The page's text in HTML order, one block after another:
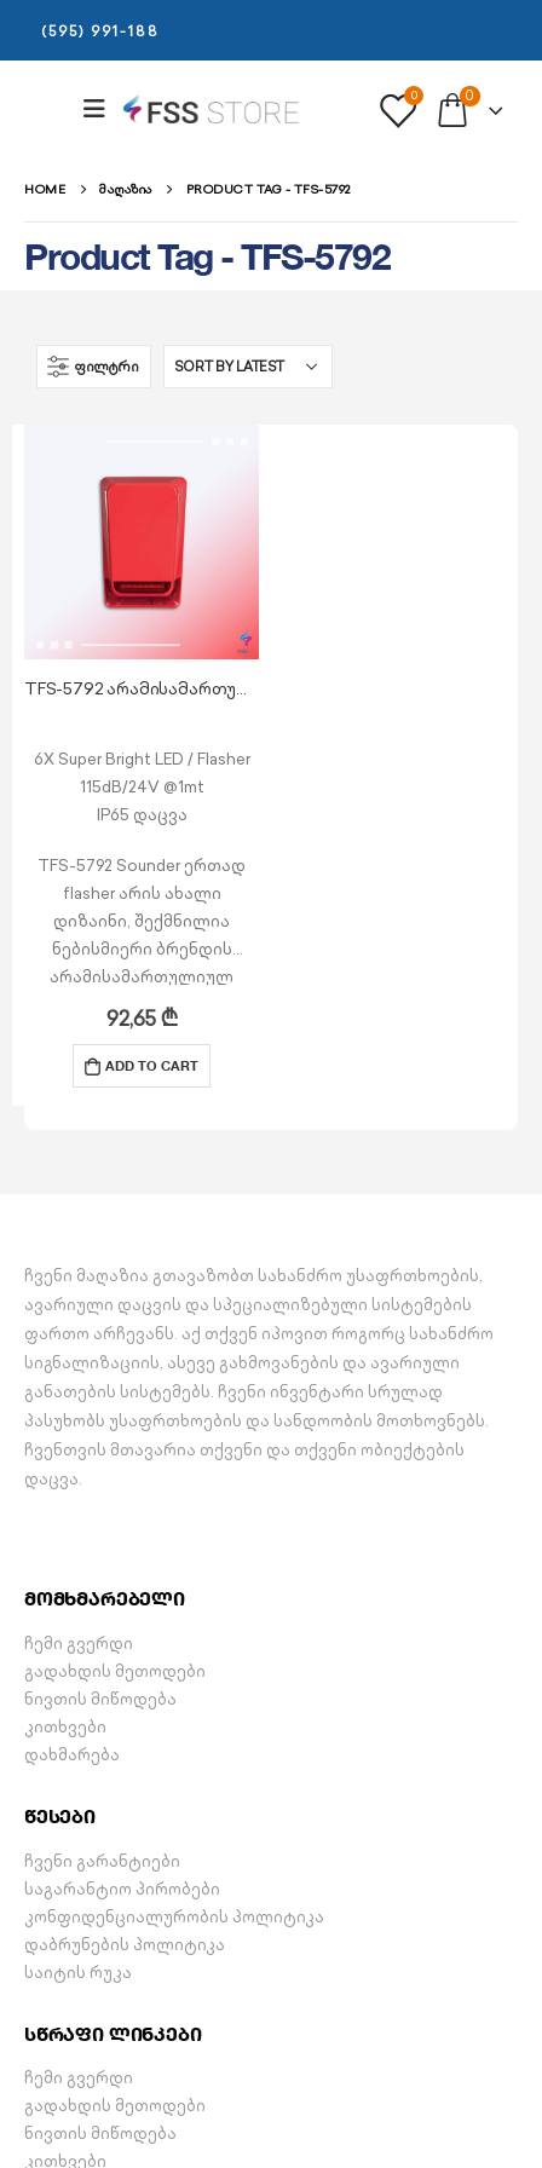
(595) 991-188
0 0
HOME ᲛᲐᲦᲐᲖᲘᲐ PRODUCT TAG - TFS-5792
Product Tag - TFS-5792
ᲤᲘᲚᲢᲠᲘ
TFS-5792 არამისამართული გარე გამოყენების სირენა მანათობლით
6X Super Bright LED / Flasher
115dB/24V @1mt
IP65 დაცვა
TFS-5792 Sounder ერთად
flasher არის ახალი
დიზაინი, შექმნილია
ნებისმიერი ბრენდის
არამისამართულიულ
ხანძარსაწინააღმდეგო
სისტემებისთვის,
შესაფერისია გარე
გარემოში
92,65₾
ADD TO CART
ჩვენი მაღაზია გთავაზობთ სახანძრო უსაფრთხოების,
ავარიული დაცვის და სპეციალიზებული სისტემების
ფართო არჩევანს. აქ თქვენ იპოვით როგორც სახანძრო
სიგნალიზაციის, ასევე გახმოვანების და ავარიული
განათების სისტემებს. ჩვენი ინვენტარი სრულად
პასუხობს უსაფრთხოების და სანდოობის მოთხოვნებს.
ჩვენთვის მთავარია თქვენი და თქვენი ობიექტების
დაცვა.
მომხმარებელი
ჩემი გვერდი
გადახდის მეთოდები
ნივთის მიწოდება
კითხვები
დახმარება
წესები
ჩვენი გარანტიები
საგარანტიო პირობები
კონფიდენციალურობის პოლიტიკა
დაბრუნების პოლიტიკა
საიტის რუკა
სწრაფი ლინკები
ჩემი გვერდი
გადახდის მეთოდები
ნივთის მიწოდება
კითხვები